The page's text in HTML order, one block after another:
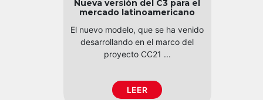
Nueva versión del C3 para el
mercado latinoamericano
El nuevo modelo, que se ha venido
desarrollando en el marco del
proyecto CC21 ...
LEER